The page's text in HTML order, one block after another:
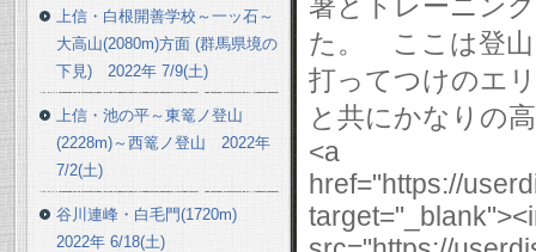
上信・白根開善学校～一ッ石～
大高山(2080m)方面 (群馬県境の
下見) 2022年 7/9(土)
上信・池の平～東篭ノ登山
(2228m)～西篭ノ登山 2022年
7/2(土)
谷川連峰・白毛門(1720m)
2022年 6/18(土)